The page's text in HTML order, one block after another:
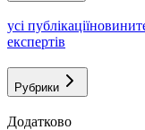
усі публікаціїновини
експертів
Рубрики
Додатково